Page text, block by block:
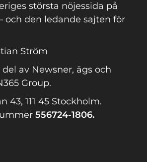
största nöjessida på
och den ledande sajten för
Ström
av Newsner, ägs och
Group.
43, 111 45 Stockholm.
556724-1806.